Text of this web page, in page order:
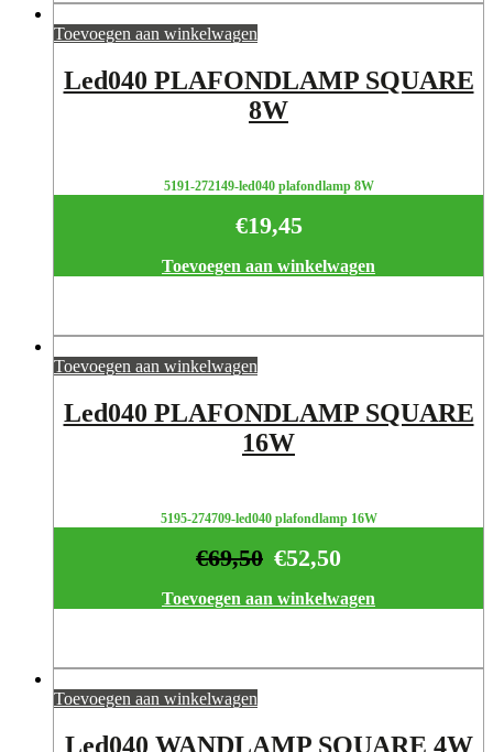
Toevoegen aan winkelwagen
Led040 PLAFONDLAMP SQUARE
8W
5191-272149-led040 plafondlamp 8W
€19,45
Toevoegen aan winkelwagen
Toevoegen aan winkelwagen
Led040 PLAFONDLAMP SQUARE
16W
5195-274709-led040 plafondlamp 16W
€52,50
€69,50
Toevoegen aan winkelwagen
Toevoegen aan winkelwagen
Led040 WANDLAMP SQUARE 4W